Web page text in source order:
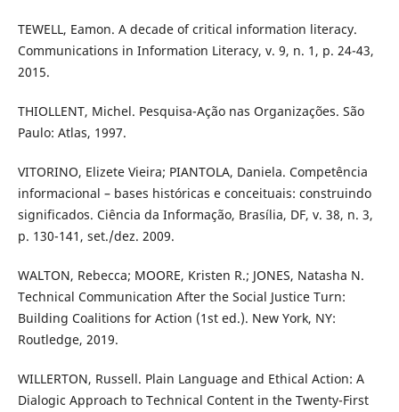
TEWELL, Eamon. A decade of critical information literacy.
Communications in Information Literacy, v. 9, n. 1, p. 24-43,
2015.
THIOLLENT, Michel. Pesquisa-Ação nas Organizações. São
Paulo: Atlas, 1997.
VITORINO, Elizete Vieira; PIANTOLA, Daniela. Competência
informacional – bases históricas e conceituais: construindo
significados. Ciência da Informação, Brasília, DF, v. 38, n. 3,
p. 130-141, set./dez. 2009.
WALTON, Rebecca; MOORE, Kristen R.; JONES, Natasha N.
Technical Communication After the Social Justice Turn:
Building Coalitions for Action (1st ed.). New York, NY:
Routledge, 2019.
WILLERTON, Russell. Plain Language and Ethical Action: A
Dialogic Approach to Technical Content in the Twenty-First